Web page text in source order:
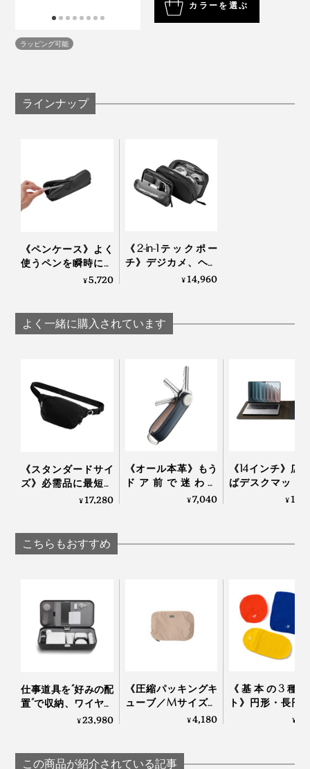
見た目以上の収納力に驚き。しかも、ポーチの底が広が
メッシュポケットとペンホルダーも伸縮性があるので、薄いメモリースティック
「デスクポーチ」の材質は、PETを原料とした、600デ
ニールの再生ポリエステル製。
水を弾く再生素材に、止水ファスナーを組み合せている
ので、雨の日や、ドリンクをこぼした時も、安心です
（完全防水ではないので、ご注意ください）
MONOCOで人気の『Orbitkey』
ジェットポーチでしょう。
「私たちがそうだったように、多くの人が、自宅やカフ
で働くことを推奨されています。
リモートワークは、新しい働き方や創造性につながる一
ますよね。
そこで、仕事の効率を最大限に上げる収納アイデアとし
「デスクポーチ」は、薄型の見た目以上の収納力、自立
できるデザインによって、いつものデスク、リモート先
のシェアオフィス、カフェ、銀行どこでも、必要な仕事
道具にすばやくアクセスできます」（チャールズ・イン
氏）
「このたっぷりした容量、何冊もある銀行の通帳や領収
書の束が、バサッとひとまとめに入ってありがたい！そ
きて、すごくいい」
「セカンドバッグ代わりにして、持ち歩けるのも便利」
のスタッフたちは「デスクポーチ」がお気に入り。
ラッピング可能
カラーを選ぶ
ラインナップ
《ペンケース》よく
使うペンを瞬時にと
り出せる専用ポケッ
ンも収まる“ミニマリ
スト3男”の「ビジネ
¥5,720
《2-in-1テックポー
チ》デジカメ、ヘッ
ドホン、電源アダプ
の道具がたっぷり入
る「ビジネスポーチ
¥14,960
よく一緒に購入されています
《スタンダードサイ
ズ》必需品に最短ア
クセス、誰でも整理
Orbitkey
¥17,280
《オール本革》もう
ドア前で迷わな
い。“鍵収納”を追求
¥7,040
《14インチ》広
ばデスクマット
る「ノートパソ
¥
こちらもおすすめ
仕事道具を“好みの配
置”で収納、ワイヤレ
ス充電台つきの「ガ
¥23,980
《圧縮パッキングキ
ューブ／Mサイズ》
『Aww』のスーツケ
類をさらにギュッと
¥4,180
《基本の3種
ト》円形・長円
長方形各１個で
¥
この商品が紹介されている記事